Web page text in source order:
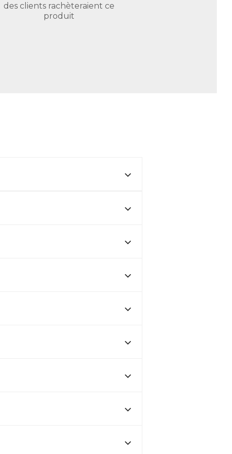
des clients rachèteraient ce
produit